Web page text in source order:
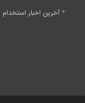
آخرین اخبار استخدام